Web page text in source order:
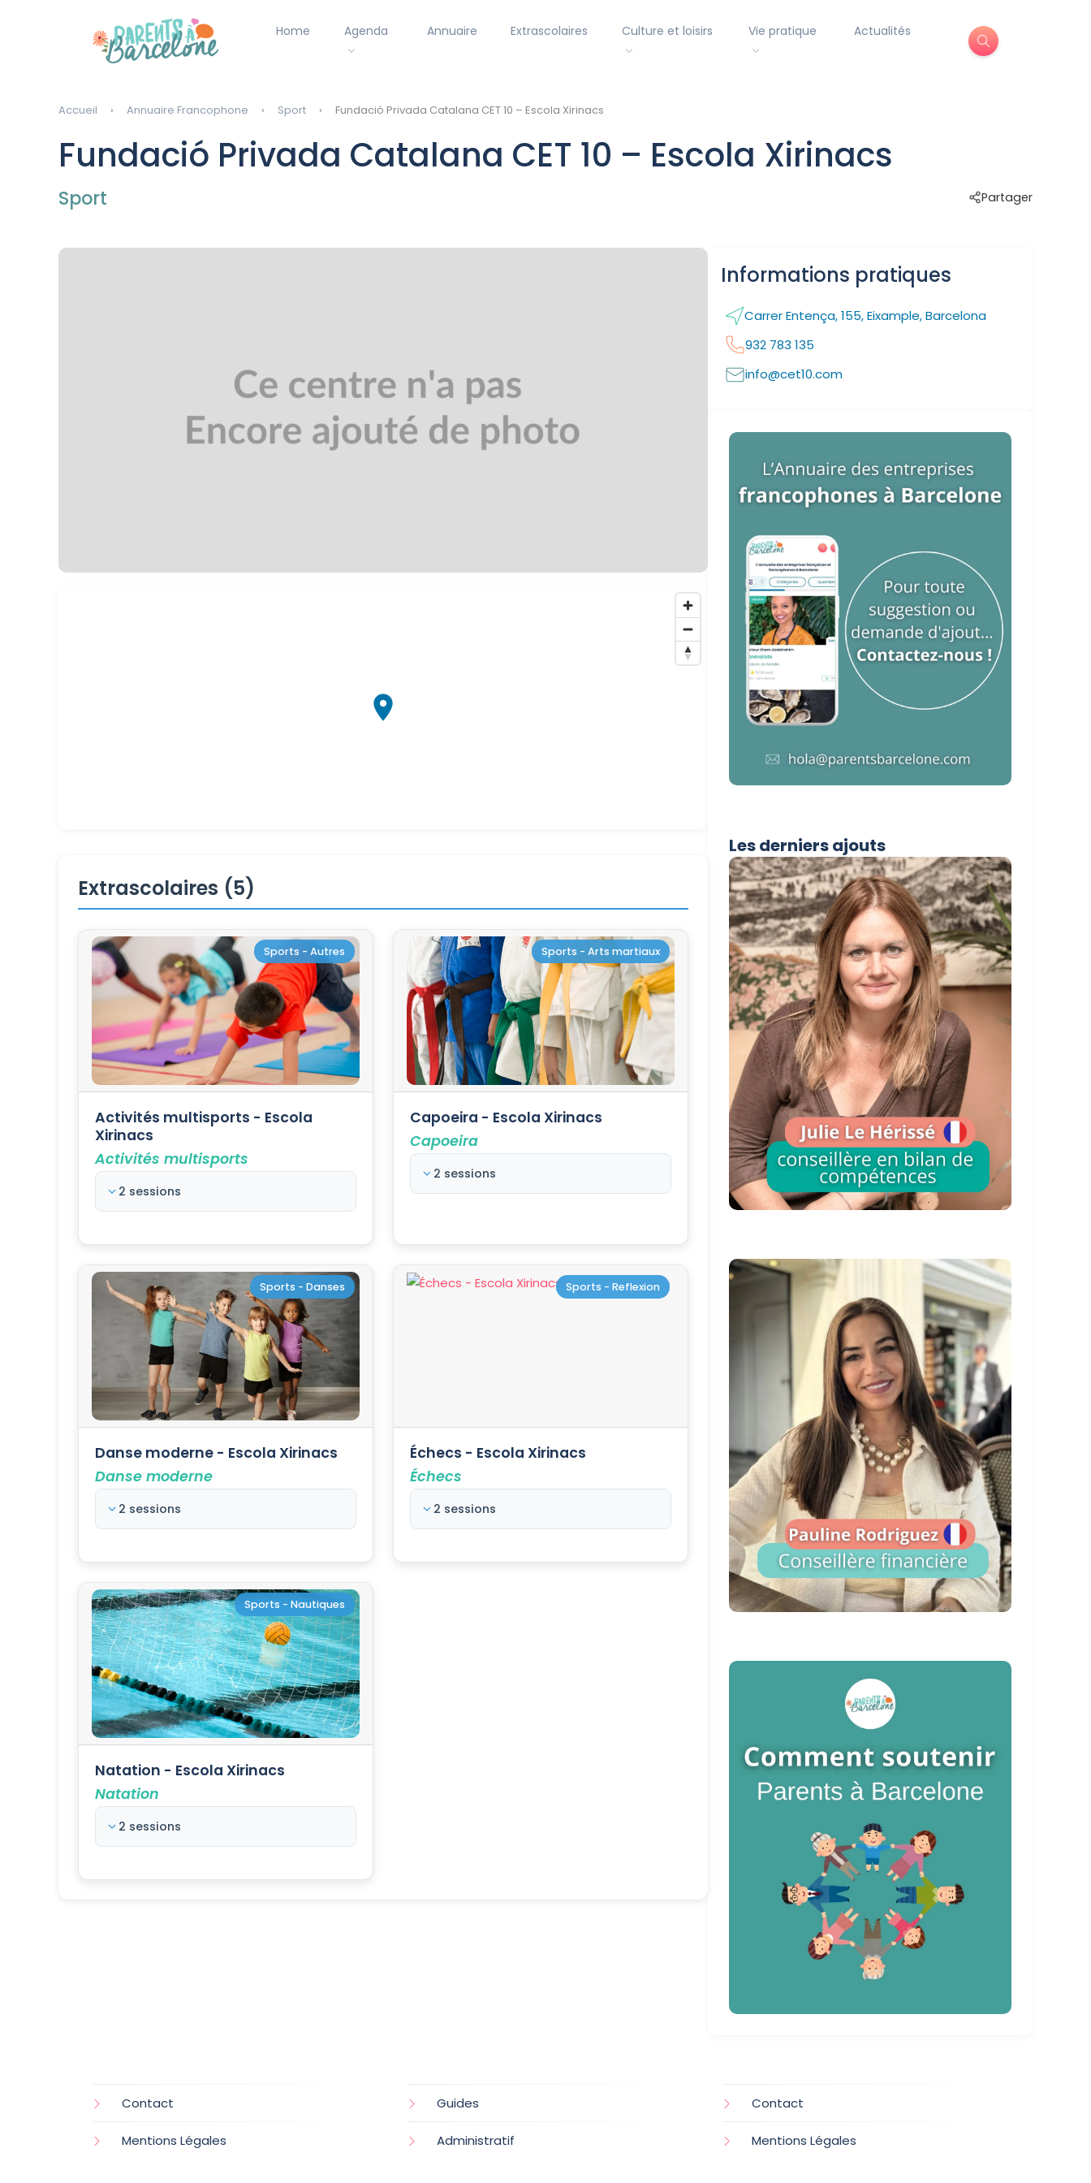
Home Agenda Annuaire Extrascolaires Culture et loisirs Vie pratique Actualités
Accueil Annuaire Francophone Sport Fundació Privada Catalana CET 10 – Escola Xirinacs
Fundació Privada Catalana CET 10 – Escola Xirinacs
Sport Partager
Extrascolaires (5)
Sports - Autres
Activités multisports - Escola
Xirinacs
Activités multisports
2 sessions
Sports - Arts martiaux
Capoeira - Escola Xirinacs
Capoeira
2 sessions
Sports - Danses
Danse moderne - Escola Xirinacs
Danse moderne
2 sessions
Sports - Reflexion
Échecs - Escola Xirinacs
Échecs
2 sessions
Sports - Nautiques
Natation - Escola Xirinacs
Natation
2 sessions
Informations pratiques
Carrer Entença, 155, Eixample, Barcelona
932 783 135
info@cet10.com
Les derniers ajouts
Contact
Mentions Légales
Guides
Administratif
Contact
Mentions Légales